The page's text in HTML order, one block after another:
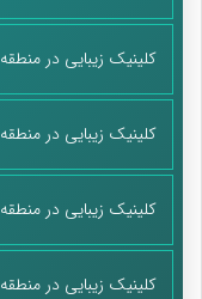
کلینیک زیبایی در منطقه 17
کلینیک زیبایی در منطقه 18
کلینیک زیبایی در منطقه 19
کلینیک زیبایی در منطقه 20